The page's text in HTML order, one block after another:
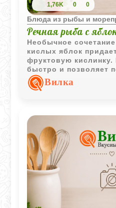
1,76K 0 0
Блюда из рыбы и
Речная рыба с
Необычное
кислых яблок
фруктовую кислинку.
быстро и позволяет
рыбу с интересным
ингредиентов.
Вилка